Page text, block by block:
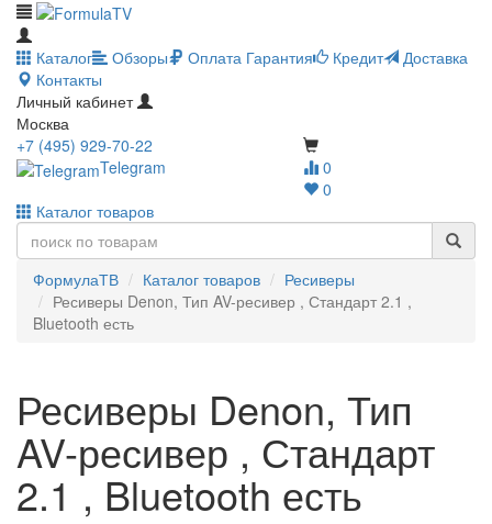
Каталог Обзоры Оплата Гарантия Кредит
Доставка
Контакты
Личный кабинет
Москва
0
0
+7 (495) 929-70-22
Telegram
Каталог товаров
ФормулаТВ Каталог товаров
Ресиверы
Ресиверы Denon, Тип AV-ресивер , Стандарт 2.1 ,
Bluetooth есть
Ресиверы Denon, Тип
AV-ресивер , Стандарт
2.1 , Bluetooth есть